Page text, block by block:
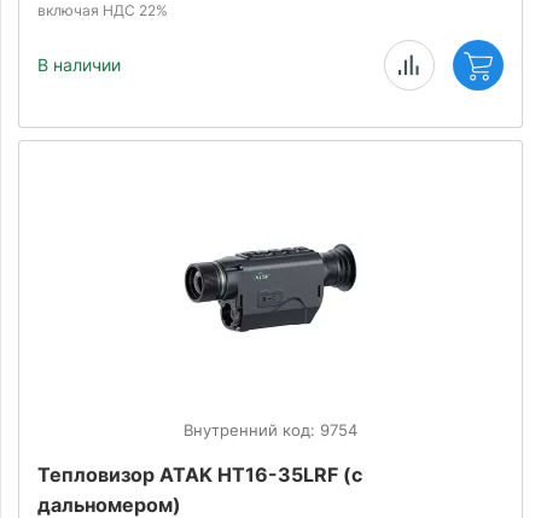
включая НДС 22%
В наличии
Внутренний код: 9754
Тепловизор ATAK HT16-35LRF (с
дальномером)